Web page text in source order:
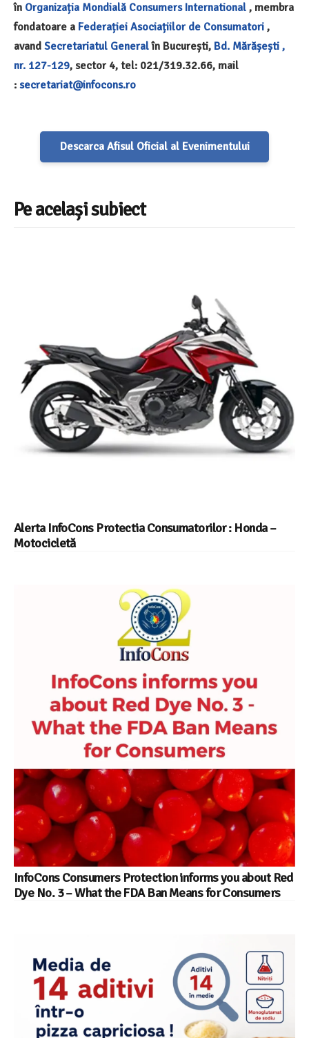
în Organizația Mondială Consumers International , membra
fondatoare a Federației Asociațiilor de Consumatori ,
avand Secretariatul Generalîn București, Bd. Mărășești ,
nr. 127-129, sector 4, tel: 021/319.32.66, mail
: secretariat@infocons.ro
Descarca Afisul Oficial al Evenimentului
Pe același subiect
Alerta InfoCons Protectia Consumatorilor : Honda –
Motocicletă
InfoCons Consumers Protection informs you about Red
Dye No. 3 – What the FDA Ban Means for Consumers